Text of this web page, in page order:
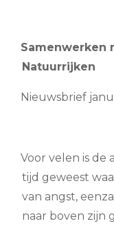
Samenwerken
Natuurrijken
Nieuwsbrief
Voor velen is de
tijd geweest
van angst,
naar boven zijn